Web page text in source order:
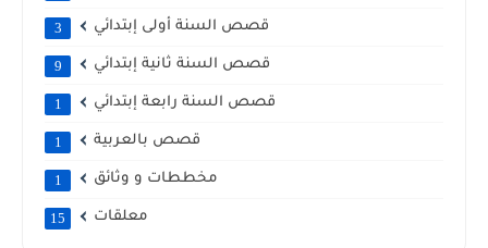
قصص السنة أولى إبتدائي 3
قصص السنة ثانية إبتدائي 9
قصص السنة رابعة إبتدائي 1
قصص بالعربية 1
مخططات و وثائق 1
معلقات 15